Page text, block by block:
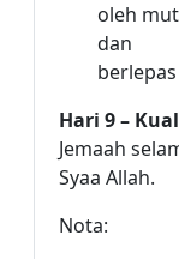
oleh
dan
Hari 9 –
Jemaah
Syaa Allah.
Nota: